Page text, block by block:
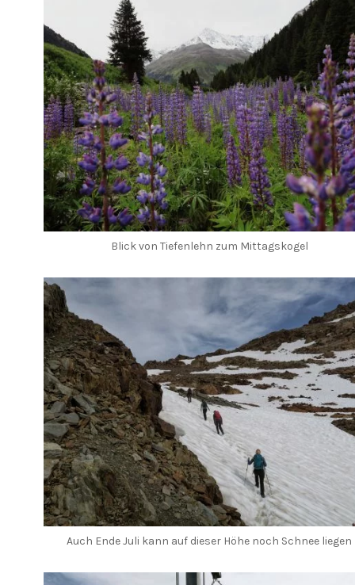
Blick von Tiefenlehn zum Mittagskogel
Auch Ende Juli kann auf dieser Höhe noch Schnee liegen